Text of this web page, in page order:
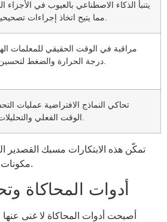
يتنبأ الذكاء الاصطناعي بالعيوب في الأجزاء
مراقبة في الوقت الحقيقي للمعلمات
تحاكي النماذج الافتراضية عمليات
تمكّن هذه الابتكارات مسبك القصدير
مكونات عالية الجودة بكفاءة أكبر.
أدوات المحاكاة
أصبحت أدوات المحاكاة لا غنى عنها